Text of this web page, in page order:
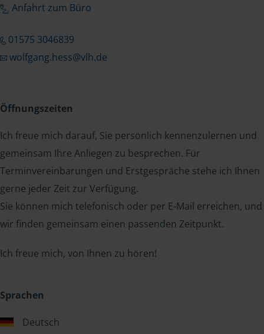
Anfahrt zum Büro
01575 3046839
wolfgang.hess@vlh.de
Öffnungszeiten
Ich freue mich darauf, Sie persönlich kennenzulernen und
gemeinsam Ihre Anliegen zu besprechen. Für
Terminvereinbarungen und Erstgespräche stehe ich Ihnen
gerne jeder Zeit zur Verfügung.
Sie können mich telefonisch oder per E-Mail erreichen, und
wir finden gemeinsam einen passenden Zeitpunkt.
Ich freue mich, von Ihnen zu hören!
Sprachen
Deutsch